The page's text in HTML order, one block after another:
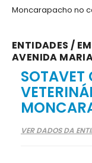
Moncarapacho no
ENTIDADES /
AVENIDA
SOTAVET
VER DADOS DA